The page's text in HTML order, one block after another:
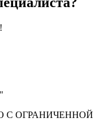
С ОГРАНИЧЕННОЙ